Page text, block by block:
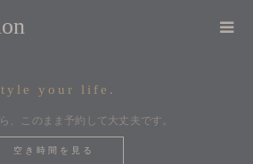
your life.
、このまま予約して大丈夫です。
空き時間を見る